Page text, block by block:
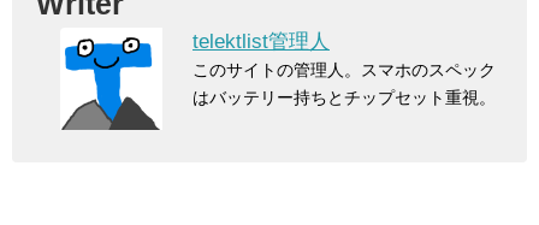
telektlist管理人
このサイトの管理人。スマホのスペック
はバッテリー持ちとチップセット重視。